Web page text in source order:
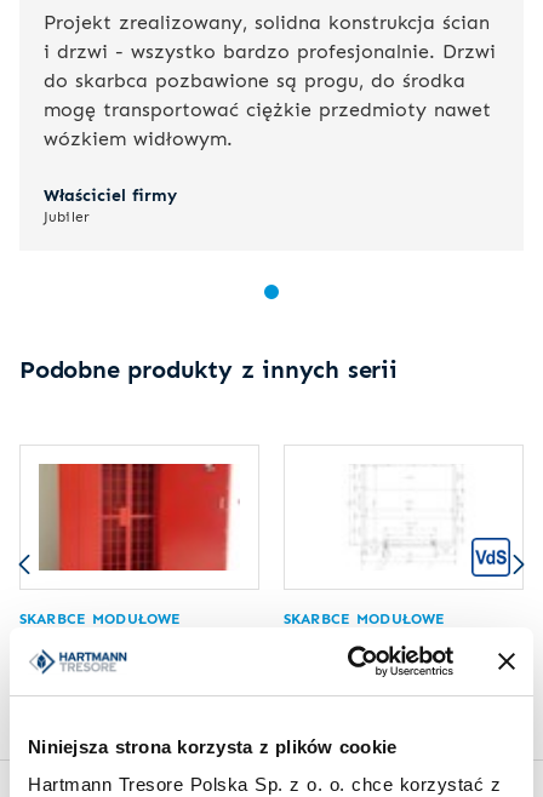
Niniejsza strona korzysta z plików cookie
Hartmann Tresore Polska Sp. z o. o. chce korzystać z
Projekt zrealizowany, solidna konstrukcja ścian
i drzwi - wszystko bardzo profesjonalnie. Drzwi
do skarbca pozbawione są progu, do środka
mogę transportować ciężkie przedmioty nawet
wózkiem widłowym.
Właściciel firmy
Jubiler
Podobne produkty z innych serii
SKARBCE MODUŁOWE
Skarbiec z funkcjonalnością
panic-room HT Strongroom
I
SKARBCE MODUŁOWE
Skarbiec modułowy HT
Strongroom III